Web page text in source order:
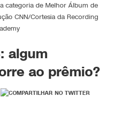
categoria de Melhor Álbum de
CNN/Cortesia da Recording
algum
ao prêmio?